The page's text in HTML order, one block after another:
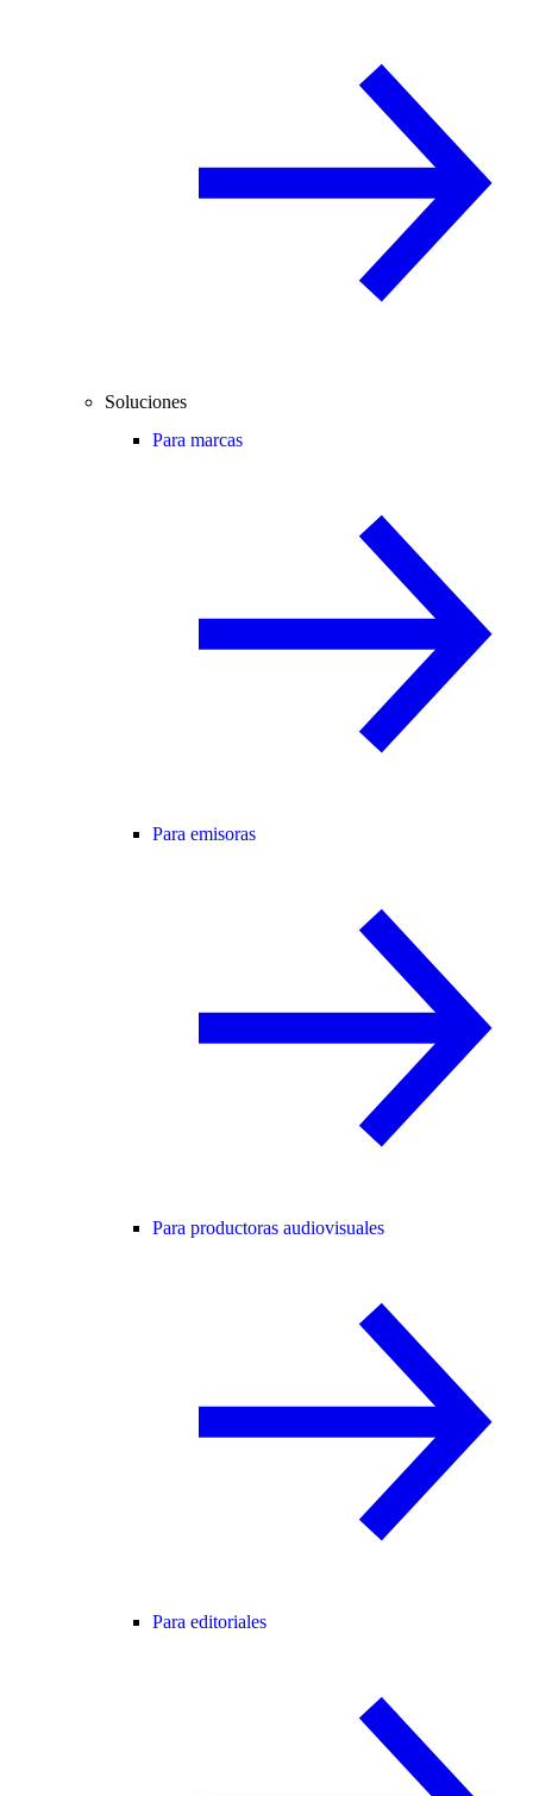
Soluciones
Para marcas
Para emisoras
Para productoras audiovisuales
Para editoriales